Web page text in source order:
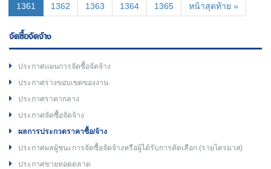
1361 (current)
1362 1363 1364 1365 หน้าสุดท้าย »
จัดซื้อจัดจ้าง
ประกาศแผนการจัดซื้อจัดจ้าง
ประกาศร่างขอบเขตของงาน
ประกาศราคากลาง
ประกาศจัดซื้อจัดจ้าง
ผลการประกวดราคาซื้อ/จ้าง
ประกาศผลผู้ชนะการจัดซื้อจัดจ้างหรือผู้ได้รับการคัดเลือก (รายไตรมาส)
ประกาศขายทอดตลาด